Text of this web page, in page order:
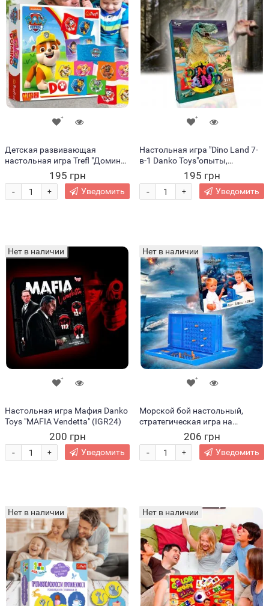
Детская развивающая
настольная игра Trefl "Домино:
Щенячий патруль" 28 блоков
(01895) (SB)
195 грн
+
- Уведомить
Настольная игра "Dino Land 7-
в-1 Danko Toys"опыты,
исследования, творчество
(IGR24)
195 грн
+
- Уведомить
Нет в наличии
Настольная игра Мафия Danko
Toys "MAFIA Vendetta" (IGR24)
200 грн
+
- Уведомить
Нет в наличии
Морской бой настольный,
стратегическая игра на
украинском (IGR24)
206 грн
+
- Уведомить
Нет в наличии Нет в наличии